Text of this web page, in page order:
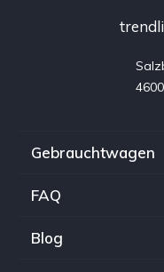
Gebrauchtwagen
FAQ
Blog